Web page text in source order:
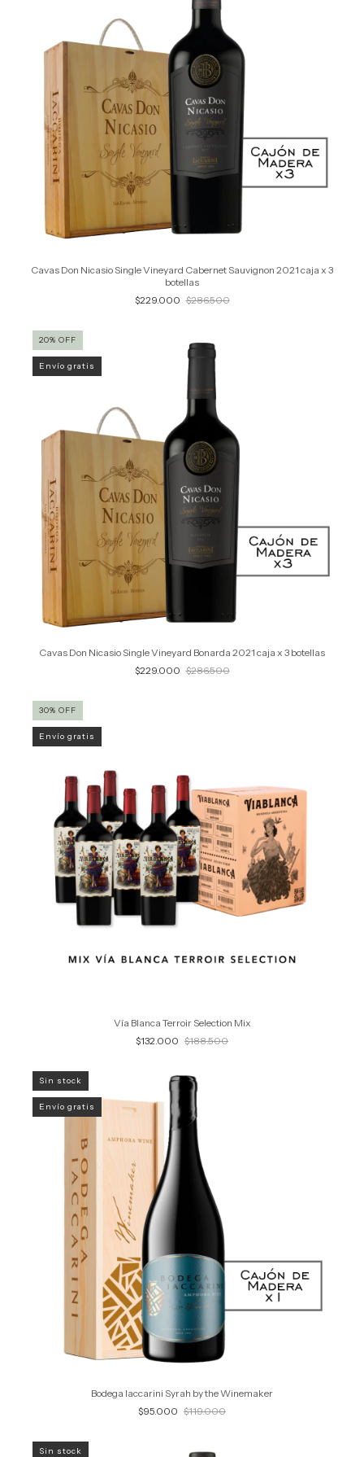
Cavas Don Nicasio Single Vineyard Cabernet Sauvignon 2021 caja x 3
botellas
$229.000 $286.500
20% OFF
Envío gratis
Cavas Don Nicasio Single Vineyard Bonarda 2021 caja x 3 botellas
$229.000 $286.500
30% OFF
Envío gratis
Vía Blanca Terroir Selection Mix
$132.000 $188.500
Sin stock
Envío gratis
Bodega Iaccarini Syrah by the Winemaker
$95.000 $119.000
Sin stock